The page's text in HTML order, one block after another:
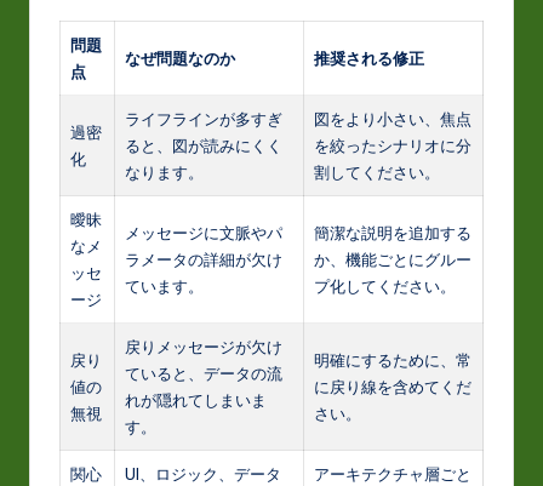
問題
点
なぜ問題なのか 推奨される修正
過密
化
ライフラインが多すぎ
ると、図が読みにくく
なります。
図をより小さい、焦点
を絞ったシナリオに分
割してください。
曖昧
なメ
ッセ
ージ
メッセージに文脈やパ
ラメータの詳細が欠け
ています。
簡潔な説明を追加する
か、機能ごとにグルー
プ化してください。
戻り
値の
無視
戻りメッセージが欠け
ていると、データの流
れが隠れてしまいま
す。
明確にするために、常
に戻り線を含めてくだ
さい。
関心
UI、ロジック、データ
アーキテクチャ層ごと